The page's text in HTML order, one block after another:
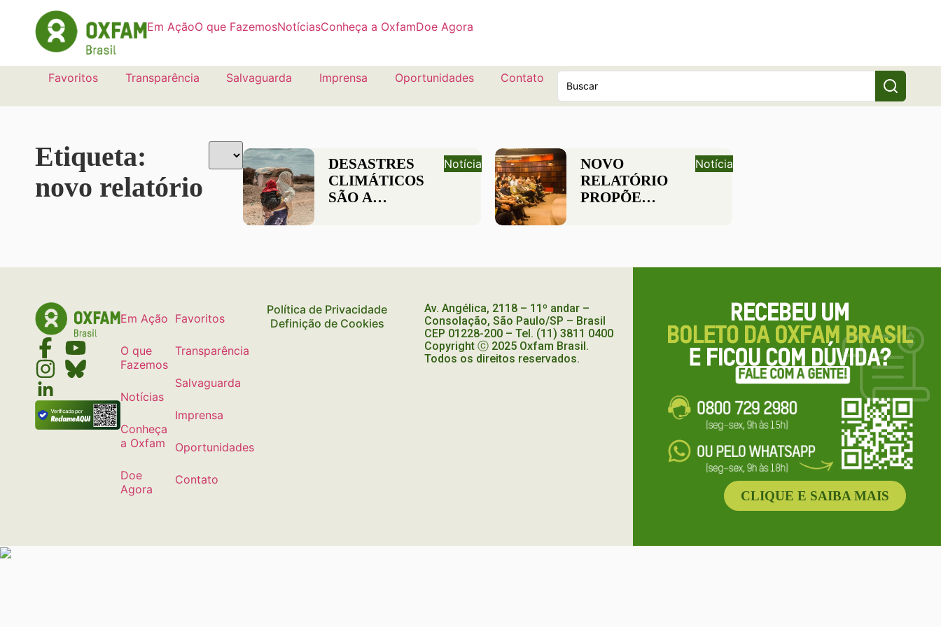
Em AçãoO que FazemosNotíciasConheça a OxfamDoe Agora
Favoritos Transparência Salvaguarda Imprensa Oportunidades Contato
Etiqueta:
novo relatório
DESASTRES
CLIMÁTICOS
SÃO A
NO MUNDO
Notícia
NOVO
RELATÓRIO
PROPÕE
DESIGUALDADES
Notícia
Em Ação
O que
Fazemos
Notícias
Conheça
a Oxfam
Doe
Agora
Favoritos
Transparência
Salvaguarda
Imprensa
Oportunidades
Contato
Política de Privacidade
Definição de Cookies
Av. Angélica, 2118 – 11º andar –
Consolação, São Paulo/SP – Brasil
CEP 01228-200 – Tel. (11) 3811 0400
Copyright ⓒ 2025 Oxfam Brasil.
Todos os direitos reservados.
CLIQUE E SAIBA MAIS